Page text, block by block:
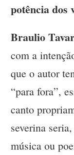
potência dos
Braulio
com a
que o autor
“para fora”,
canto
severina
música ou